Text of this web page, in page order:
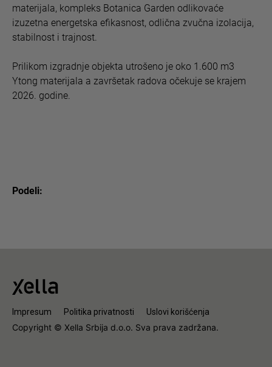
materijala, kompleks Botanica Garden odlikovaće
izuzetna energetska efikasnost, odlična zvučna izolacija,
stabilnost i trajnost.
Prilikom izgradnje objekta utrošeno je oko 1.600 m3
Ytong materijala a završetak radova očekuje se krajem
2026. godine.
Podeli:
Impresum Politika privatnosti Uslovi korišćenja
Copyright © Xella Srbija d.o.o. Sva prava zadržana.